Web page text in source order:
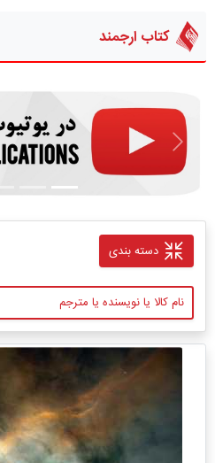
کتاب ارجمند
قبلی
دسته بندی